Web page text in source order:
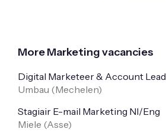
More Marketing vacancies
Digital Marketeer & Account Lead
Umbau (Mechelen)
Stagiair E-mail Marketing Nl/Eng
Miele (Asse)